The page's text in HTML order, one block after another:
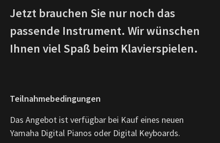
Jetzt brauchen Sie nur noch das
passende Instrument. Wir wünschen
Ihnen viel Spaß beim Klavierspielen.
Teilnahmebedingungen
Das Angebot ist verfügbar bei Kauf eines neuen
Yamaha Digital Pianos oder Digital Keyboards.